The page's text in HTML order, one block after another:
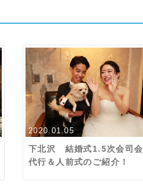
2020.01.05
下北沢 結婚式1.5次会司会
代行＆人前式のご紹介！